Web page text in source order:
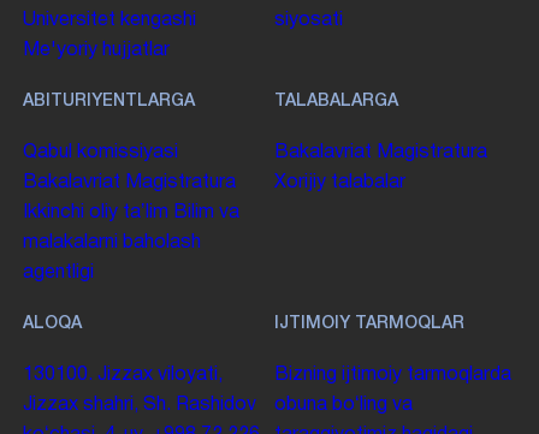
Universitet kengashi
Me'yoriy hujjatlar
siyosati
ABITURIYENTLARGA
Qabul komissiyasi
Bakalavriat Magistratura
Ikkinchi oliy taʼlim Bilim va
malakalarni baholash
agentligi
TALABALARGA
Bakalavriat Magistratura
Xorijiy talabalar
ALOQA
130100. Jizzax viloyati,
Jizzax shahri, Sh. Rashidov
IJTIMOIY TARMOQLAR
Bizning ijtimoiy tarmoqlarda
obuna boʻling va